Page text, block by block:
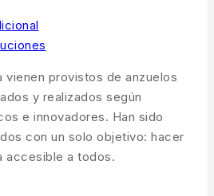
vienen provistos de anzuelos
y realizados según
e innovadores. Han sido
con un solo objetivo: hacer
accesible a todos.